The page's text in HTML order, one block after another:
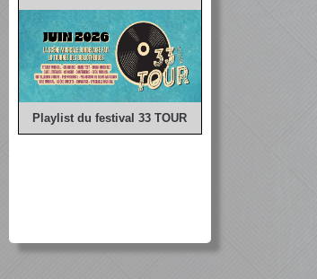
Playlist du festival 33 TOUR